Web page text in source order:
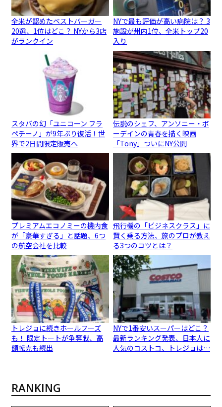
全米が認めたベストバーガー
20選、1位はどこ？ NYから3店
がランクイン
NYで最も評価が高い病院は？ 3
施設が州内1位、全米トップ20
入り
スタバの幻「ユニコーン フラ
ペチーノ」が9年ぶり復活！世
界で2日間限定販売へ
伝説のシェフ、アンソニー・ボ
ーデインの青春を描く映画
「Tony」ついにNY公開
プレミアムエコノミーの機内食
が「豪華すぎる」と話題、6つ
の航空会社を比較
飛行機の「ビジネスクラス」に
賢く乗る方法、旅のプロが教え
る3つのコツとは？
トレジョに続きホールフーズ
も！ 限定トートが争奪戦、高
額転売も続出
NYで1番安いスーパーはどこ？
最新ランキング発表、日本人に
人気のコストコ、トレジョは…
RANKING